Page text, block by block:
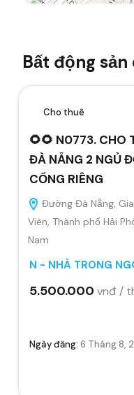
Bất động
Cho thuê
🌻🌻 N0773. CHO
ĐÀ NẴNG 2 NGỦ
CỔNG RIÊNG
Đường Đà Nẵng,
Viên, Thành phố Hải
Nam
N - NHÀ TRONG
5.500.000 vnđ /
Ngày đăng: 6 Tháng 8,